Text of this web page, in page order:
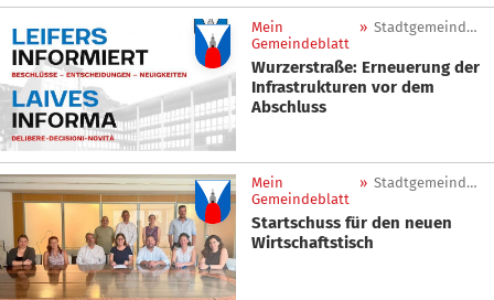
Mein
Gemeindeblatt
» Stadtgemeinde Leifers
Wurzerstraße: Erneuerung der
Infrastrukturen vor dem
Abschluss
Mein
Gemeindeblatt
» Stadtgemeinde Leifers
Startschuss für den neuen
Wirtschaftstisch